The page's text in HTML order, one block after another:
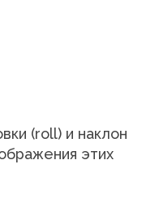
(roll) и наклон
этих